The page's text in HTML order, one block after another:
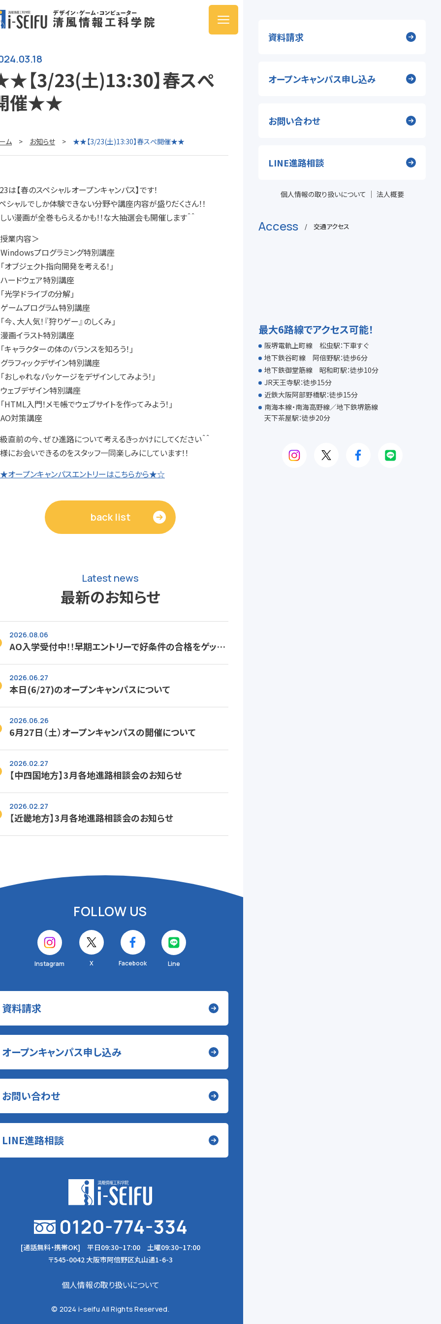
【3/23(土)13:30】春スぺ
催★★
ム > お知らせ > ★★【3/23(土)13:30】春スぺ開催★★
は【春のスペシャルオープンキャンパス】です！
シャルでしか体験できない分野や講座内容が盛りだくさん！！
い漫画が全巻もらえるかも！！な大抽選会も開催します＾＾
業内容＞
Windowsプログラミング特別講座
ブジェクト指向開発を考える！」
ハードウェア特別講座
学ドライブの分解」
ゲームプログラム特別講座
、大人気！『狩りゲー』のしくみ」
漫画イラスト特別講座
ャラクターの体のバランスを知ろう！」
グラフィックデザイン特別講座
しゃれなパッケージをデザインしてみよう！」
ウェブデザイン特別講座
入門！メモ帳でウェブサイトを作ってみよう！」
AO対策講座
直前の今、ぜひ進路について考えるきっかけにしてください＾＾
にお会いできるのをスタッフ一同楽しみにしています！！
ープンキャンパスエントリーはこちらから★☆
back list
Latest news
最新のお知らせ
2026.08.06
AO入学受付中！！早期エントリーで好条件の合格をゲッ
ト！！次回は8/18（火）です。
2026.06.27
本日(6/27)のオープンキャンパスについて
2026.06.26
6月27日（土）オープンキャンパスの開催について
2026.02.27
【中四国地方】3月各地進路相談会のお知らせ
2026.02.27
【近畿地方】3月各地進路相談会のお知らせ
FOLLOW US
Instagram X Facebook Line
資料請求
オープンキャンパス申し込み
お問い合わせ
LINE進路相談
[通話無料・携帯OK] 平日09:30~17:00 土曜09:30~17:00
〒545-0042 大阪市阿倍野区丸山通1-6-3
個人情報の取り扱いについて
© 2024 i-seifu All Rights Reserved.
資料請求
オープンキャンパス申し込み
お問い合わせ
LINE進路相談
個人情報の取り扱いについて ｜ 法人概要
Access / 交通アクセス
最大6路線でアクセス可能！
阪堺電軌上町線 松虫駅：下車すぐ
地下鉄谷町線 阿倍野駅：徒歩6分
地下鉄御堂筋線 昭和町駅：徒歩10分
JR天王寺駅：徒歩15分
近鉄大阪阿部野橋駅：徒歩15分
南海本線・南海高野線／地下鉄堺筋線
天下茶屋駅：徒歩20分